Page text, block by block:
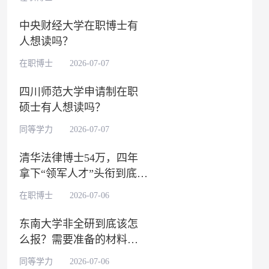
中央财经大学在职博士有
人想读吗？
在职博士 2026-07-07
四川师范大学申请制在职
硕士有人想读吗？
同等学力 2026-07-07
清华法律博士54万，四年
拿下“领军人才”头衔到底值
不值？
在职博士 2026-07-06
东南大学非全研到底该怎
么报？需要准备的材料多
吗？
同等学力 2026-07-06